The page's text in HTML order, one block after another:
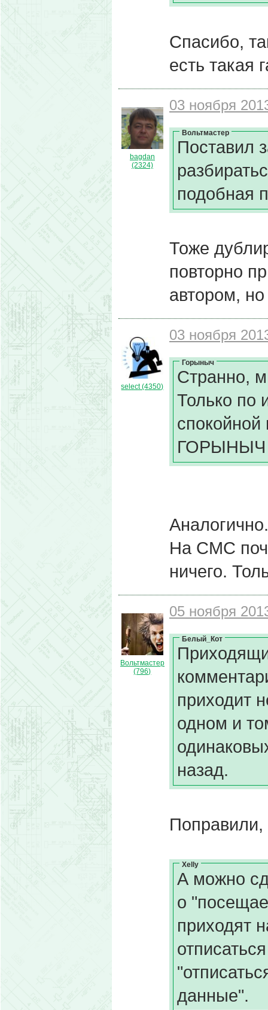
Спасибо,
есть такая
bagdan
(2324)
03 ноября
Вольтмастер
Поставил
подобная
Тоже
повторно
автором,
select (4350)
03 ноября
Горыныч
Странно,
Только по
спокойной
ГОРЫНЫЧ
На СМС
ничего.
Вольтмастер
(796)
05 ноября
Белый_Кот
приходит
одном и
назад.
Поправили,
Xelly
А можно
о
приходят
данные".